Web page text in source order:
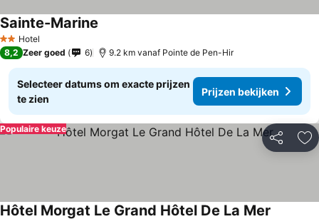
2 Sterren
Hotel
Sainte-Marine
8,2 Zeer goed 6 9.2 km vanaf Pointe de Pen-Hir
Selecteer datums om exacte prijzen
te zien
Prijzen bekijken
Delen
Populaire keuze
Hôtel Morgat Le Grand Hôtel De La Mer